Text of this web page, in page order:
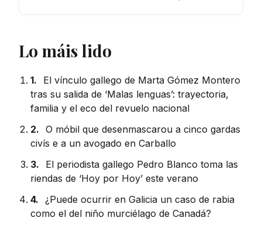
Lo máis lido
1.
El vínculo gallego de Marta Gómez Montero
tras su salida de ‘Malas lenguas’: trayectoria,
familia y el eco del revuelo nacional
2. O móbil que desenmascarou a cinco gardas
civís e a un avogado en Carballo
3.
El periodista gallego Pedro Blanco toma las
riendas de ‘Hoy por Hoy’ este verano
4. ¿Puede ocurrir en Galicia un caso de rabia
como el del niño murciélago de Canadá?